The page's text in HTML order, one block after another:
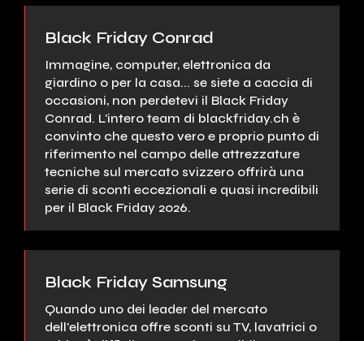
Black Friday Conrad
Immagine, computer, elettronica da
giardino o per la casa... se siete a caccia di
occasioni, non perdetevi il Black Friday
Conrad. L'intero team di blackfriday.ch è
convinto che questo vero e proprio punto di
riferimento nel campo delle attrezzature
tecniche sul mercato svizzero offrirà una
serie di sconti eccezionali e quasi incredibili
per il Black Friday 2026.
Black Friday Samsung
Quando uno dei leader del mercato
dell'elettronica offre sconti su TV, lavatrici o